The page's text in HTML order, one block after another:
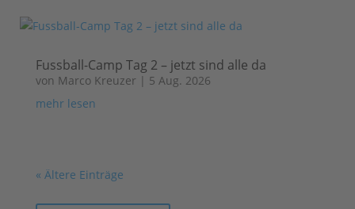
Fussball-Camp Tag 2 – jetzt sind alle da
von Marco Kreuzer | 5 Aug. 2026
mehr lesen
« Ältere Einträge